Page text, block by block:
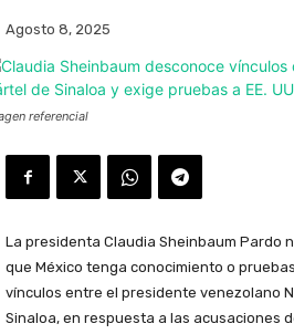
Agosto 8, 2025
referencial
La presidenta Claudia Sheinbaum Pardo
que México tenga conocimiento o
vínculos entre el presidente venezolano
Sinaloa, en respuesta a las acusaciones